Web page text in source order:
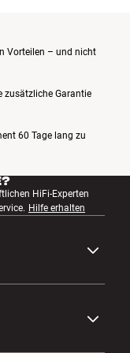
Vorteilen – und nicht
zusätzliche Garantie
60 Tage lang zu
HiFi-Experten
Hilfe erhalten